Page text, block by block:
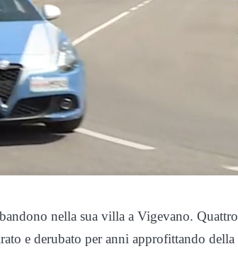
nella sua villa a Vigevano. Quattro
e derubato per anni approfittando della